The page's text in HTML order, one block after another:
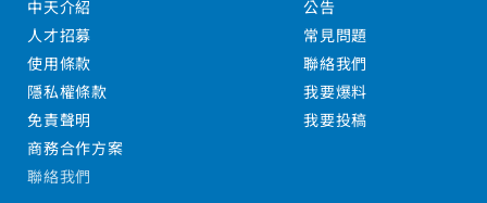
中天介紹
人才招募
使用條款
隱私權條款
免責聲明
商務合作方案
公告
常見問題
聯絡我們
我要爆料
我要投稿
聯絡我們